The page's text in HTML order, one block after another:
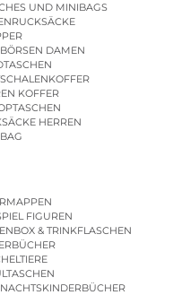
UND MINIBAGS
DAMEN
KOFFER
HERREN
FIGUREN
& TRINKFLASCHEN